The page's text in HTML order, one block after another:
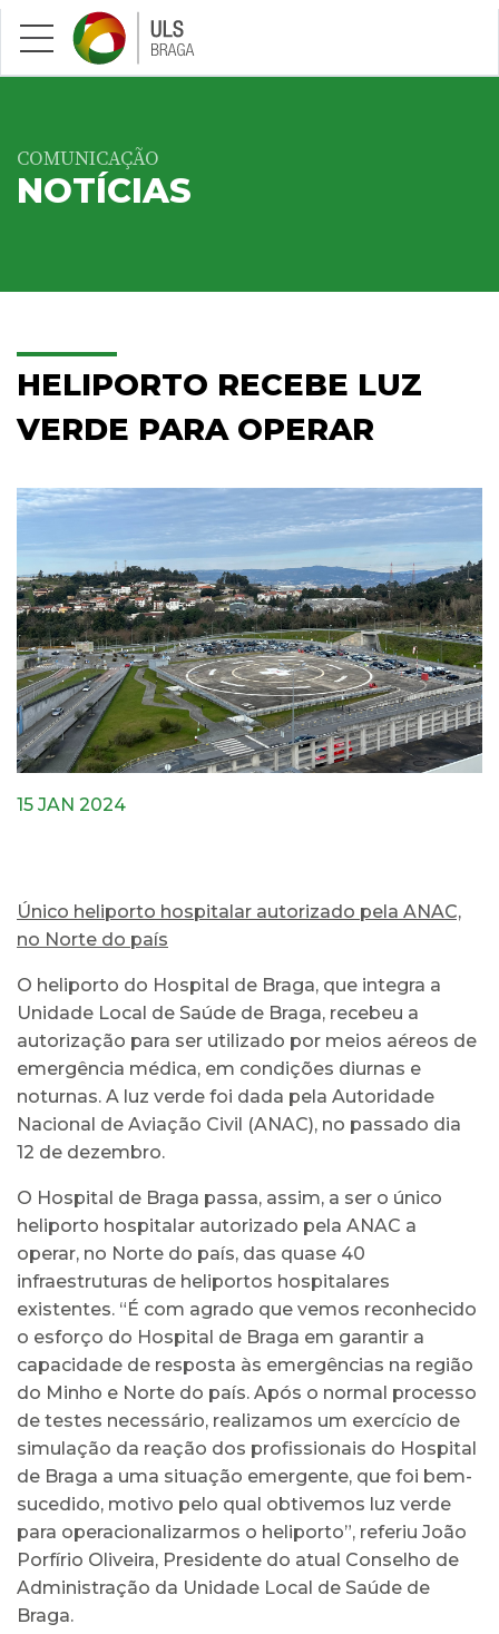
Saltar para conteúdo principal
COMUNICAÇÃO
NOTÍCIAS
HELIPORTO RECEBE LUZ
VERDE PARA OPERAR
15 JAN 2024
Único heliporto hospitalar autorizado pela ANAC,
no Norte do país
O heliporto do Hospital de Braga, que integra a
Unidade Local de Saúde de Braga, recebeu a
autorização para ser utilizado por meios aéreos de
emergência médica, em condições diurnas e
noturnas. A luz verde foi dada pela Autoridade
Nacional de Aviação Civil (ANAC), no passado dia
12 de dezembro.
O Hospital de Braga passa, assim, a ser o único
heliporto hospitalar autorizado pela ANAC a
operar, no Norte do país, das quase 40
infraestruturas de heliportos hospitalares
existentes. “É com agrado que vemos reconhecido
o esforço do Hospital de Braga em garantir a
capacidade de resposta às emergências na região
do Minho e Norte do país. Após o normal processo
de testes necessário, realizamos um exercício de
simulação da reação dos profissionais do Hospital
de Braga a uma situação emergente, que foi bem-
sucedido, motivo pelo qual obtivemos luz verde
para operacionalizarmos o heliporto”, referiu João
Porfírio Oliveira, Presidente do atual Conselho de
Administração da Unidade Local de Saúde de
Braga.